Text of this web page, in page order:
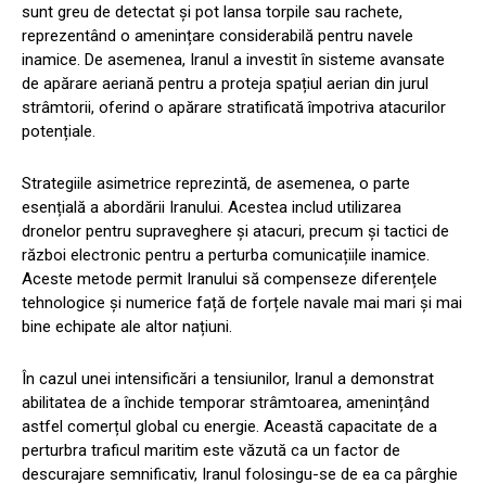
sunt greu de detectat și pot lansa torpile sau rachete,
reprezentând o amenințare considerabilă pentru navele
inamice. De asemenea, Iranul a investit în sisteme avansate
de apărare aeriană pentru a proteja spațiul aerian din jurul
strâmtorii, oferind o apărare stratificată împotriva atacurilor
potențiale.
Strategiile asimetrice reprezintă, de asemenea, o parte
esențială a abordării Iranului. Acestea includ utilizarea
dronelor pentru supraveghere și atacuri, precum și tactici de
război electronic pentru a perturba comunicațiile inamice.
Aceste metode permit Iranului să compenseze diferențele
tehnologice și numerice față de forțele navale mai mari și mai
bine echipate ale altor națiuni.
În cazul unei intensificări a tensiunilor, Iranul a demonstrat
abilitatea de a închide temporar strâmtoarea, amenințând
astfel comerțul global cu energie. Această capacitate de a
perturbra traficul maritim este văzută ca un factor de
descurajare semnificativ, Iranul folosingu-se de ea ca pârghie